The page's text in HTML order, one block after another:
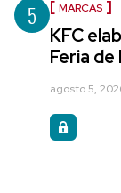
5 MARCAS
KFC
Feria de
agosto 5,